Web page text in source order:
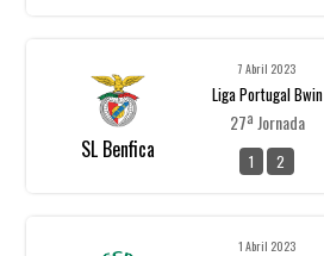
SL Benfica
7 Abril 2023
Liga Portugal Bwin
27ª Jornada
1 2
1 Abril 2023